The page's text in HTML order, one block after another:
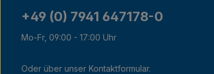
+49 (0) 7941 647178-0
Mo-Fr, 09:00 - 17:00 Uhr
Oder über unser Kontaktformular.